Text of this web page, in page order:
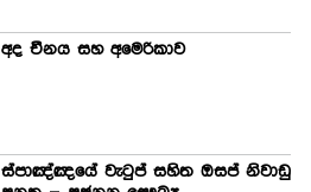
අද චීනය සහ අමෙරිකාව
ස්පාඤ්ඤයේ වැටුප් සහිත ඔසප් නිවාඩු